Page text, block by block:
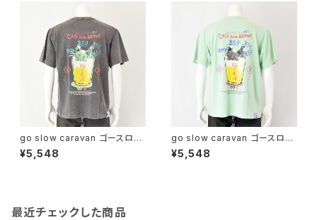
go slow caravan ゴースロー
キャラバン｜接触冷感 猫と麦酒
デザイン半袖Tシャツ｜RAY綿
¥5,548
go slow caravan ゴースロー
キャラバン｜接触冷感 猫と麦酒
デザイン半袖Tシャツ｜RAY綿
¥5,548
最近チェックした商品